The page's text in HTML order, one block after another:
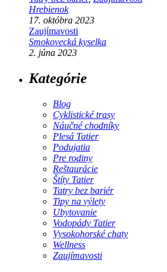
Hrebienok
17. októbra 2023
Zaujímavosti
Smokovecká kyselka
2. júna 2023
Kategórie
Blog
Cyklistické trasy
Náučné chodníky
Plesá Tatier
Podujatia
Pre rodiny
Reštaurácie
Štíty Tatier
Tatry bez bariér
Tipy na výlety
Ubytovanie
Vodopády Tatier
Vysokohorské chaty
Wellness
Zaujímavosti